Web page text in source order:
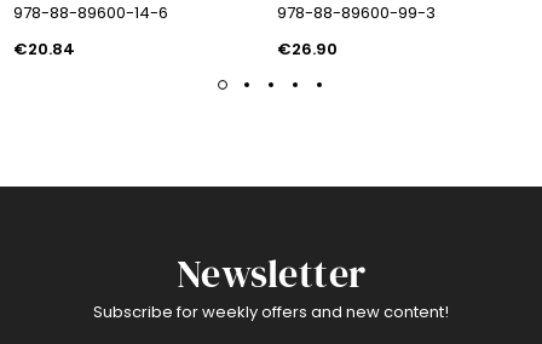
978-88-89600-14-6
€20.84
978-88-89600-99-3
€26.90
Newsletter
Subscribe for weekly offers and new content!